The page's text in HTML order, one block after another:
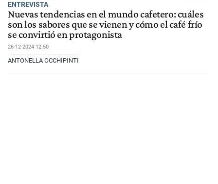
ENTREVISTA
Nuevas tendencias en el mundo cafetero: cuáles
son los sabores que se vienen y cómo el café frío
se convirtió en protagonista
26-12-2024 12:50
ANTONELLA OCCHIPINTI